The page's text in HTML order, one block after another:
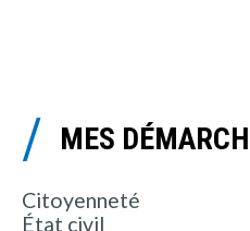
MES
Citoyenneté
État civil